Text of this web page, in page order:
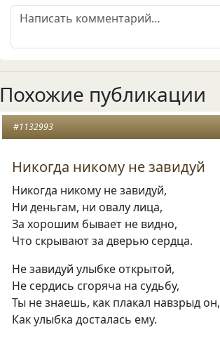
Похожие публикации
#1132993
Никогда никому не завидуй
Никогда никому не завидуй,
Ни деньгам, ни овалу лица,
За хорошим бывает не видно,
Что скрывают за дверью сердца.
Не завидуй улыбке открытой,
Не сердись сгоряча на судьбу,
Ты не знаешь, как плакал навзрыд он,
Как улыбка досталась ему.